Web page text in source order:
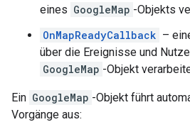
eines GoogleMap -Objekts
OnMapReadyCallback –
über die Ereignisse und
GoogleMap -Objekt
Ein GoogleMap -Objekt führt
Vorgänge aus: